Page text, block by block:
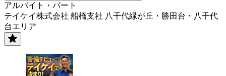
アルバイト・パート
テイケイ株式会社 船橋支社 八千代緑が丘・勝田台・八千代
台エリア